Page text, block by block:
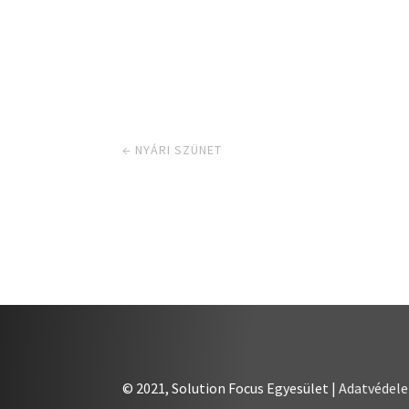
← NYÁRI SZÜNET
© 2021, Solution Focus Egyesület |